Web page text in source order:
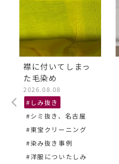
襟に付いてしまっ
た毛染め
2026.08.08
#しみ抜き
#シミ抜き、名古屋
#東宝クリーニング
#染み抜き事例
#洋服についたしみ